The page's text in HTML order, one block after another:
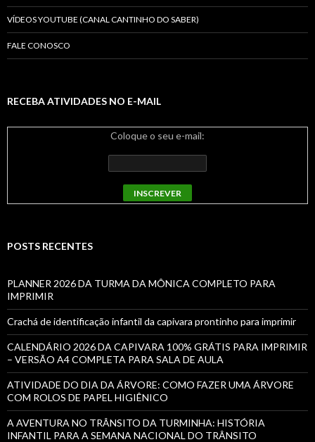
VÍDEOS YOUTUBE (CANAL CANTINHO DO SABER)
FALE CONOSCO
RECEBA ATIVIDADES NO E-MAIL
Coloque o seu e-mail:
POSTS RECENTES
PLANNER 2026 DA TURMA DA MÔNICA COMPLETO PARA
IMPRIMIR
Crachá de identificação infantil da capivara prontinho para imprimir
CALENDÁRIO 2026 DA CAPIVARA 100% GRÁTIS PARA IMPRIMIR
– VERSÃO A4 COMPLETA PARA SALA DE AULA
ATIVIDADE DO DIA DA ÁRVORE: COMO FAZER UMA ÁRVORE
COM ROLOS DE PAPEL HIGIÊNICO
A AVENTURA NO TRÂNSITO DA TURMINHA: HISTÓRIA
INFANTIL PARA A SEMANA NACIONAL DO TRÂNSITO